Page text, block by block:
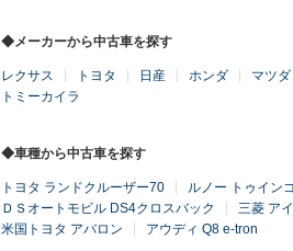
◆メーカーから中古車を探す
レクサス トヨタ 日産 ホンダ
マツダ
トミーカイラ
◆車種から中古車を探す
トヨタ ランドクルーザー70
ルノー トゥイン
ＤＳオートモビル DS4クロスバック
三菱 ア
米国トヨタ アバロン
アウディ Q8 e-tron